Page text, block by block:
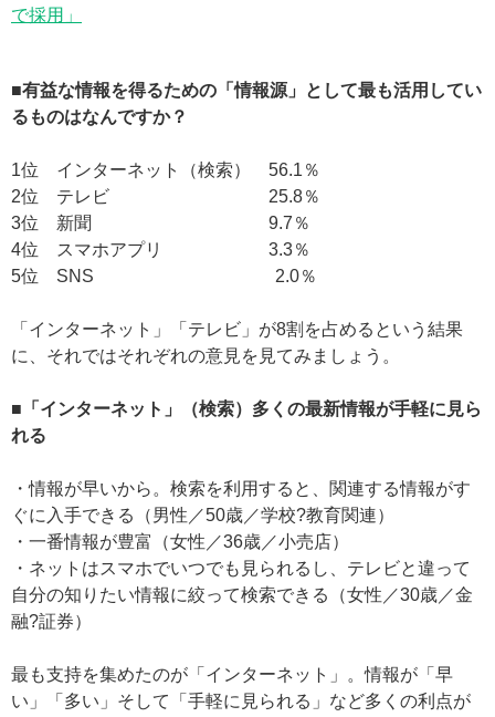
で採用」
■有益な情報を得るための「情報源」として最も活用してい
るものはなんですか？
1位 インターネット（検索） 56.1％
2位 テレビ 25.8％
3位 新聞 9.7％
4位 スマホアプリ 3.3％
5位 SNS 2.0％
「インターネット」「テレビ」が8割を占めるという結果
に、それではそれぞれの意見を見てみましょう。
■「インターネット」（検索）多くの最新情報が手軽に見ら
れる
・情報が早いから。検索を利用すると、関連する情報がす
ぐに入手できる（男性／50歳／学校?教育関連）
・一番情報が豊富（女性／36歳／小売店）
・ネットはスマホでいつでも見られるし、テレビと違って
自分の知りたい情報に絞って検索できる（女性／30歳／金
融?証券）
最も支持を集めたのが「インターネット」。情報が「早
い」「多い」そして「手軽に見られる」など多くの利点が